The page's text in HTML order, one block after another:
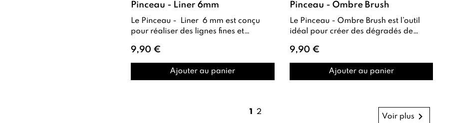
Pinceau - Liner 6mm
Le Pinceau - Liner 6 mm est conçu
pour réaliser des lignes fines et
9,90 €
Ajouter au panier
Pinceau - Ombre Brush
Le Pinceau - Ombre Brush est l’outil
idéal pour créer des dégradés de
des...
9,90 €
Ajouter au panier
12
Voir plus 